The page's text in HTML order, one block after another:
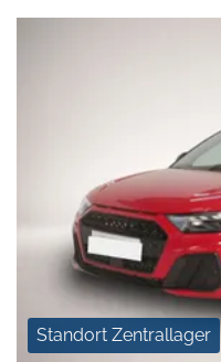
Standort Zentrallager